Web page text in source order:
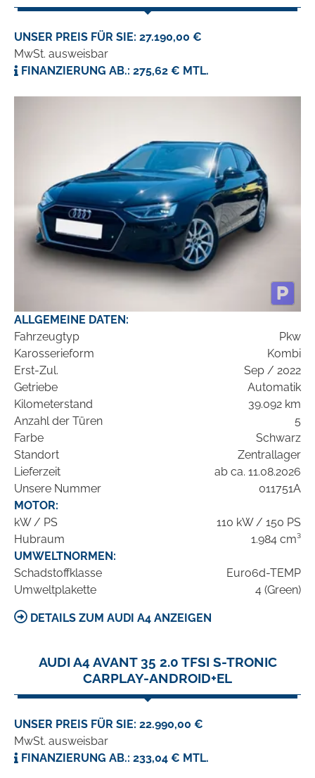
UNSER PREIS FÜR SIE: 27.190,00 €
MwSt. ausweisbar
FINANZIERUNG AB.: 275,62 € MTL.
ALLGEMEINE DATEN:
Fahrzeugtyp
Pkw
Karosserieform
Kombi
Erst-Zul.
Sep / 2022
Getriebe
Automatik
Kilometerstand
39.092 km
Anzahl der Türen
5
Farbe
Schwarz
Standort
Zentrallager
Lieferzeit
ab ca. 11.08.2026
Unsere Nummer
011751A
MOTOR:
kW / PS
110 kW / 150 PS
Hubraum
1.984 cm³
UMWELTNORMEN:
Schadstoffklasse
Euro6d-TEMP
Umweltplakette
4 (Green)
DETAILS ZUM AUDI A4 ANZEIGEN
AUDI A4 AVANT 35 2.0 TFSI S-TRONIC
CARPLAY-ANDROID+EL
UNSER PREIS FÜR SIE: 22.990,00 €
MwSt. ausweisbar
FINANZIERUNG AB.: 233,04 € MTL.